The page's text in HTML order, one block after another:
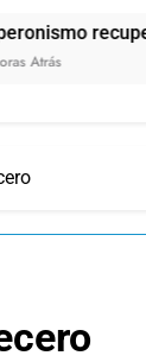
recupera aire